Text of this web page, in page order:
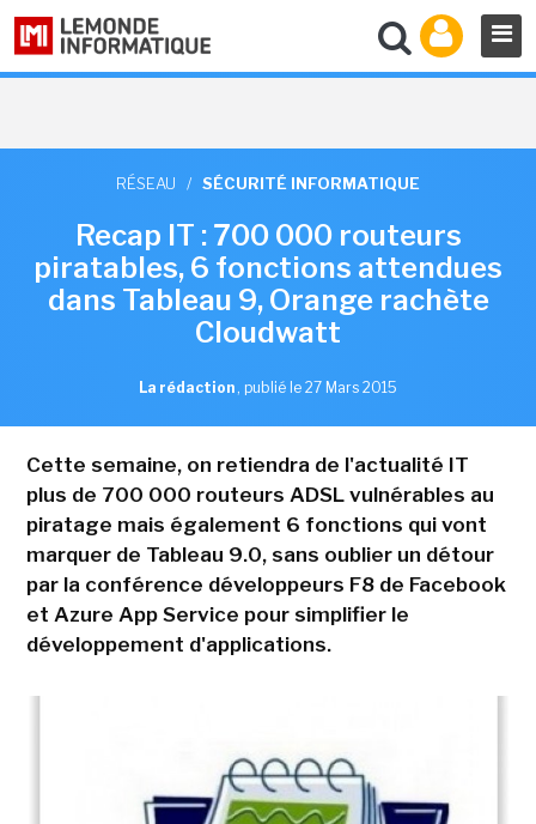
RÉSEAU / SÉCURITÉ INFORMATIQUE
Recap IT : 700 000 routeurs
piratables, 6 fonctions attendues
dans Tableau 9, Orange rachète
Cloudwatt
La rédaction , publié le 27 Mars 2015
Cette semaine, on retiendra de l'actualité IT
plus de 700 000 routeurs ADSL vulnérables au
piratage mais également 6 fonctions qui vont
marquer de Tableau 9.0, sans oublier un détour
par la conférence développeurs F8 de Facebook
et Azure App Service pour simplifier le
développement d'applications.